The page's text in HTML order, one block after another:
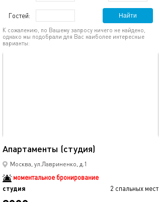
Гостей: Найти
К сожалению, по Вашему запросу ничего не найдено,
однако мы подобрали для Вас наиболее интересные
варианты:
Апартаменты (студия)
Москва, ул.Лавриненко, д.1
моментальное бронирование
студия
2 спальных мест